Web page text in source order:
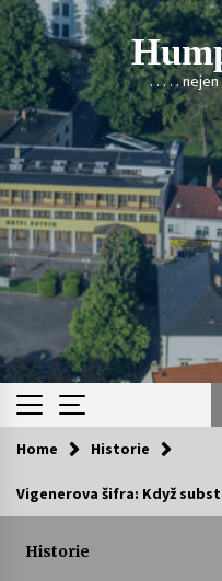
Skip
to
content
. . . . .
Kam za
Home Historie
Vigenerova šifra: Když
Historie